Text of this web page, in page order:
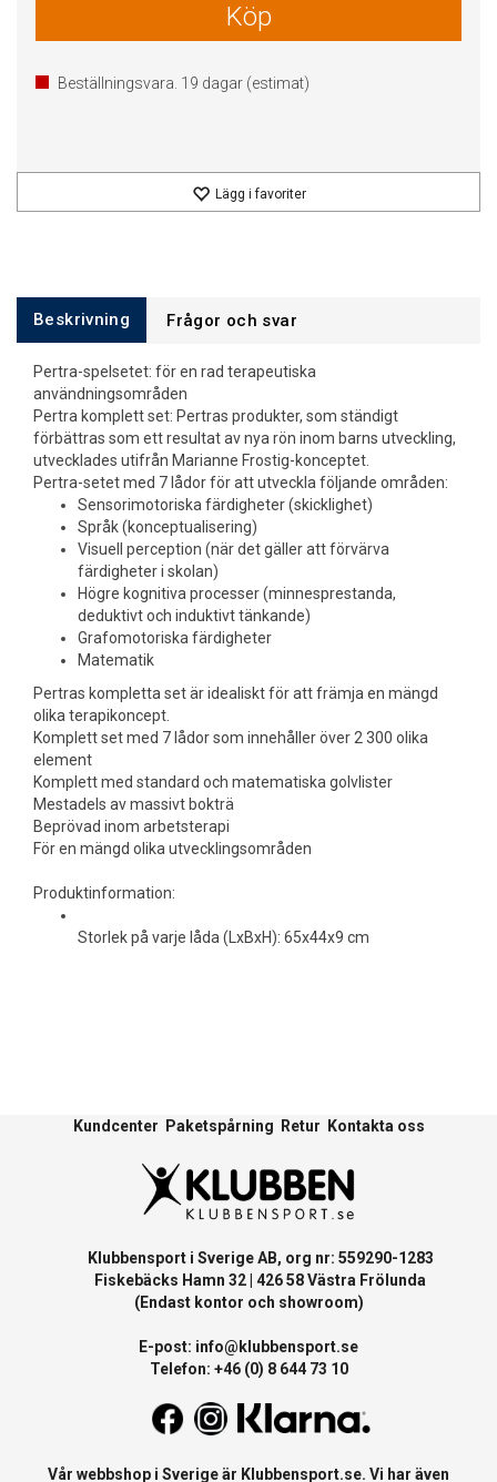
Köp
Beställningsvara. 19 dagar (estimat)
Lägg i favoriter
Beskrivning Frågor och svar
Pertra-spelsetet: för en rad terapeutiska
användningsområden
Pertra komplett set: Pertras produkter, som ständigt
förbättras som ett resultat av nya rön inom barns utveckling,
utvecklades utifrån Marianne Frostig-konceptet.
Pertra-setet med 7 lådor för att utveckla följande områden:
Sensorimotoriska färdigheter (skicklighet)
Språk (konceptualisering)
Visuell perception (när det gäller att förvärva
färdigheter i skolan)
Högre kognitiva processer (minnesprestanda,
deduktivt och induktivt tänkande)
Grafomotoriska färdigheter
Matematik
Pertras kompletta set är idealiskt för att främja en mängd
olika terapikoncept.
Komplett set med 7 lådor som innehåller över 2 300 olika
element
Komplett med standard och matematiska golvlister
Mestadels av massivt bokträ
Beprövad inom arbetsterapi
För en mängd olika utvecklingsområden
Produktinformation:
Storlek på varje låda (LxBxH): 65x44x9 cm
Kundcenter Paketspårning Retur Kontakta oss
Klubbensport i Sverige AB, org nr: 559290-1283
Fiskebäcks Hamn 32 | 426 58 Västra Frölunda
(Endast kontor och showroom)
E-post: info@klubbensport.se
Telefon: +46 (0) 8 644 73 10
Vår webbshop i Sverige är Klubbensport.se. Vi har även